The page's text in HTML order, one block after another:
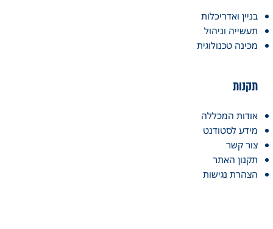
בניין ואדריכלות
תעשייה וניהול
מכינה טכנולוגית
תקנות
אודות המכללה
מידע לסטודנט
צור קשר
תקנון האתר
הצהרת נגישות